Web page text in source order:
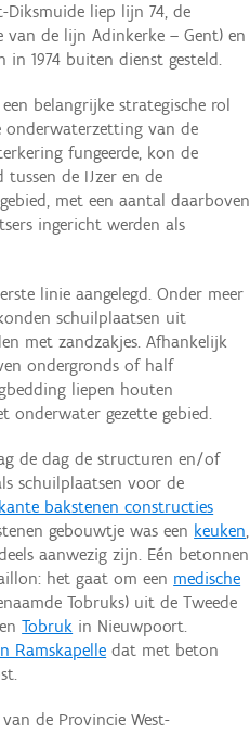
Diksmuide liep lijn 74, de
de lijn Adinkerke – Gent) en
in 1974 buiten dienst gesteld.
belangrijke strategische rol
onderwaterzetting van de
fungeerde, kon de
de IJzer en de
met een aantal daarboven
ingericht werden als
linie aangelegd. Onder meer
schuilplaatsen uit
met zandzakjes. Afhankelijk
ondergronds of half
liepen houten
onderwater gezette gebied.
de dag de structuren en/of
schuilplaatsen voor de
bakstenen constructies
gebouwtje was een keuken,
aanwezig zijn. Eén betonnen
het gaat om een medische
Tobruks) uit de Tweede
Tobruk in Nieuwpoort.
Ramskapelle dat met beton
de Provincie West-